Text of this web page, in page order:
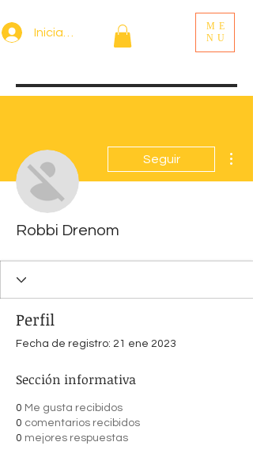
Iniciar sesión
ME
NU
Seguir
Robbi Drenom
Perfil
Fecha de registro: 21 ene 2023
Sección informativa
0 Me gusta recibidos
0 comentarios recibidos
0 mejores respuestas